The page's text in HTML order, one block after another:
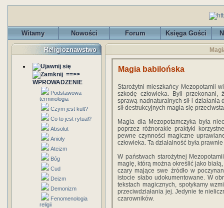
Witamy Nowości Forum Księga Gości
Religioznawstwo
==>>
WPROWADZENIE
Podstawowa
terminologia
Czym jest kult?
Co to jest rytuał?
Absolut
Anioły
Ateizm
Bóg
Cud
Deizm
Demonizm
Fenomenologia
religii
Magia babilońska
Starożytni mieszkańcy Mezopotamii
szkodę człowieka. Byli
sprawą nadnatu­ralnych sił i działania
sił destrukcyjnych magia się
Magia dla Mezopotamczyka była
poprzez różnorakie praktyki
pewne czynności magiczne
człowieka. Ta działalność była
W państwach starożytnej
magię, którą można określić jako
czary mające swe źródło w
istocie słabo udokumentowane. W
tekstach magicznych, spotykamy
przeciwdziałania jej. Jedynie te
czarowników.